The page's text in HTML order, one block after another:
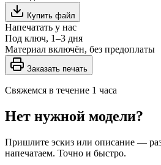
Купить файл
Напечатать у нас
Под ключ, 1–3 дня
Материал включён, без предоплаты
Заказать печать
Свяжемся в течение 1 часа
Нет нужной модели?
Пришлите эскиз или описание —
напечатаем. Точно и быстро.